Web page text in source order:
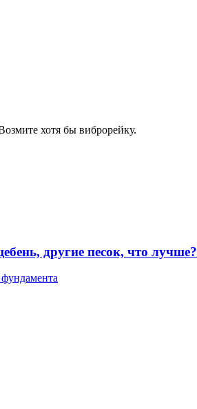
хотя бы виброрейку.
другие песок, что лучше?